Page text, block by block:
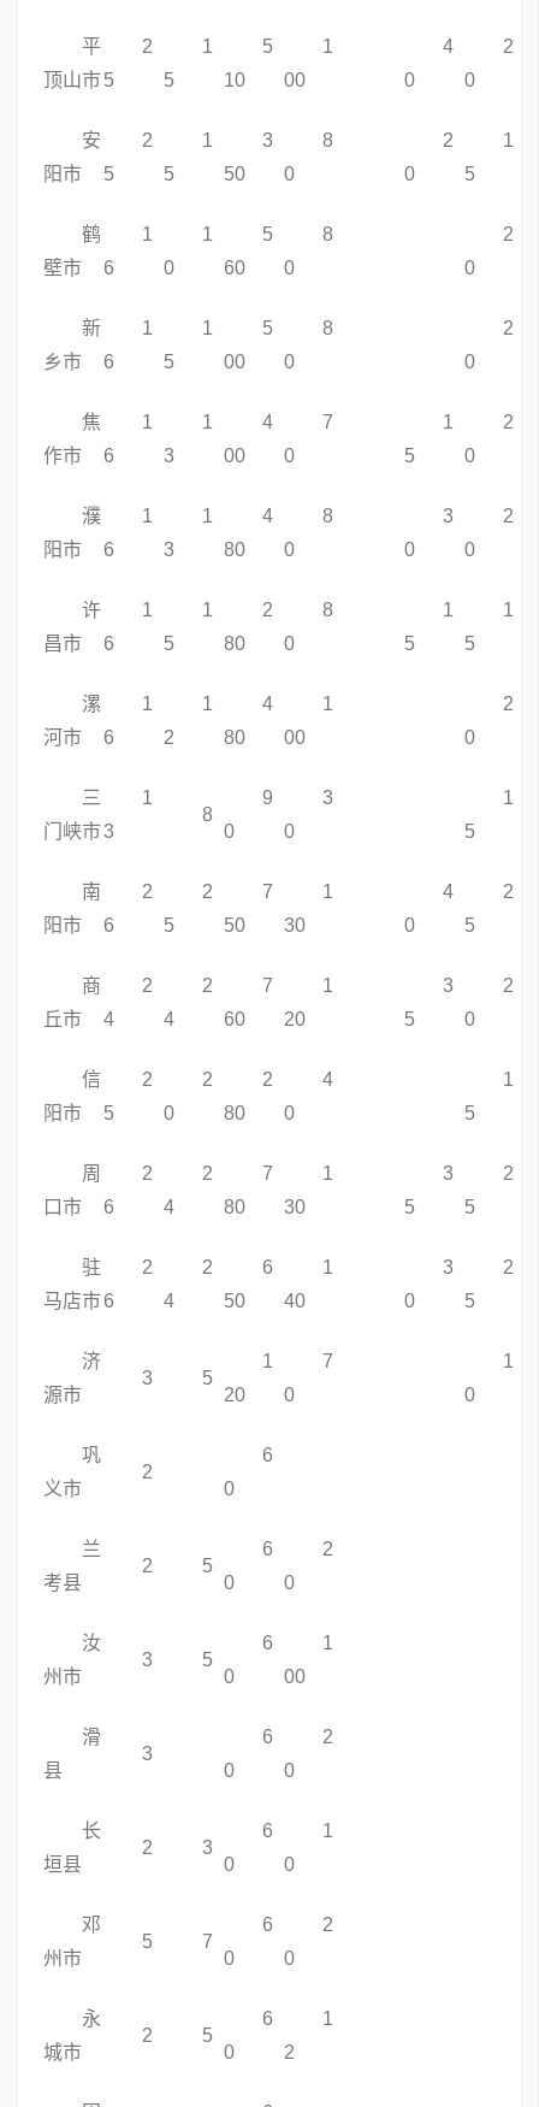
平
顶山市
2
5
1
5
5
10
1
00
4
0
2
0
安
阳市
2
5
1
5
3
50
8
0
2
0
1
5
鹤
壁市
1
6
1
0
5
60
8
0
2
0
新
乡市
1
6
1
5
5
00
8
0
2
0
焦
作市
1
6
1
3
4
00
7
0
1
5
2
0
濮
阳市
1
6
1
3
4
80
8
0
3
0
2
0
许
昌市
1
6
1
5
2
80
8
0
1
5
1
5
漯
河市
1
6
1
2
4
80
1
00
2
0
三
门峡市
1
3
8
9
0
3
0
1
5
南
阳市
2
6
2
5
7
50
1
30
4
0
2
5
商
丘市
2
4
2
4
7
60
1
20
3
5
2
0
信
阳市
2
5
2
0
2
80
4
0
1
5
周
口市
2
6
2
4
7
80
1
30
3
5
2
5
驻
马店市
2
6
2
4
6
50
1
40
3
0
2
5
济
源市
3 5
1
20
7
0
1
0
巩
义市
2
6
0
兰
考县
2 5
6
0
2
0
汝
州市
3 5
6
0
1
00
滑
县
3
6
0
2
0
长
垣县
2 3
6
0
1
0
邓
州市
5 7
6
0
2
0
永
城市
2 5
6
0
1
2